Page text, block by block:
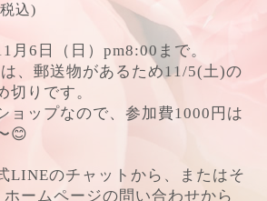
税込)
月 6 日（日） pm8:00 まで。
、郵送物があるため11/5(土)の
切りです。
ョップなので、参加費1000 円は
😊
LINEのチャットから、またはそ
ホームページの問い合わせから